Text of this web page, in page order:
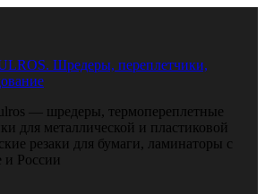
Шредеры, переплетчики,
— шредеры, термопереплетные
для металлической и пластиковой
резаки для бумаги, ламинаторы с
и России